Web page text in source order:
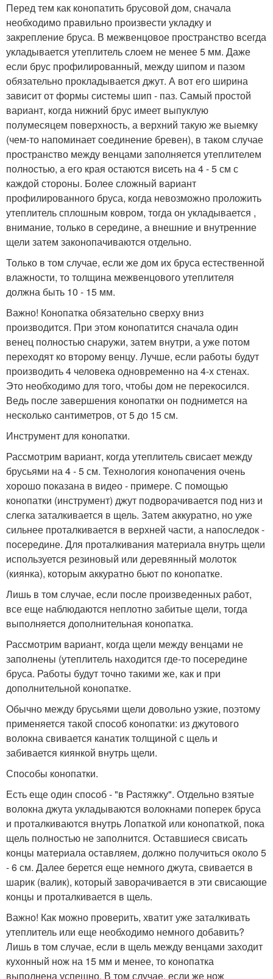
Перед тем как конопатить брусовой дом, сначала
необходимо правильно произвести укладку и
закрепление бруса. В межвенцовое пространство всегда
укладывается утеплитель слоем не менее 5 мм. Даже
если брус профилированный, между шипом и пазом
обязательно прокладывается джут. А вот его ширина
зависит от формы системы шип - паз. Самый простой
вариант, когда нижний брус имеет выпуклую
полумесяцем поверхность, а верхний такую же выемку
(чем-то напоминает соединение бревен), в таком случае
пространство между венцами заполняется утеплителем
полностью, а его края остаются висеть на 4 - 5 см с
каждой стороны. Более сложный вариант
профилированного бруса, когда невозможно проложить
утеплитель сплошным ковром, тогда он укладывается ,
внимание, только в середине, а внешние и внутренние
щели затем законопачиваются отдельно.
Только в том случае, если же дом их бруса естественной
влажности, то толщина межвенцового утеплителя
должна быть 10 - 15 мм.
Важно! Конопатка обязательно сверху вниз
производится. При этом конопатится сначала один
венец полностью снаружи, затем внутри, а уже потом
переходят ко второму венцу. Лучше, если работы будут
производить 4 человека одновременно на 4-х стенах.
Это необходимо для того, чтобы дом не перекосился.
Ведь после завершения конопатки он поднимется на
несколько сантиметров, от 5 до 15 см.
Инструмент для конопатки.
Рассмотрим вариант, когда утеплитель свисает между
брусьями на 4 - 5 см. Технология конопачения очень
хорошо показана в видео - примере. С помощью
конопатки (инструмент) джут подворачивается под низ и
слегка заталкивается в щель. Затем аккуратно, но уже
сильнее проталкивается в верхней части, а напоследок -
посередине. Для проталкивания материала внутрь щели
используется резиновый или деревянный молоток
(киянка), которым аккуратно бьют по конопатке.
Лишь в том случае, если после произведенных работ,
все еще наблюдаются неплотно забитые щели, тогда
выполняется дополнительная конопатка.
Рассмотрим вариант, когда щели между венцами не
заполнены (утеплитель находится где-то посередине
бруса. Работы будут точно такими же, как и при
дополнительной конопатке.
Обычно между брусьями щели довольно узкие, поэтому
применяется такой способ конопатки: из джутового
волокна свивается канатик толщиной с щель и
забивается киянкой внутрь щели.
Способы конопатки.
Есть еще один способ - "в Растяжку". Отдельно взятые
волокна джута укладываются волокнами поперек бруса
и проталкиваются внутрь Лопаткой или конопаткой, пока
щель полностью не заполнится. Оставшиеся свисать
концы материала оставляем, должно получиться около 5
- 6 см. Далее берется еще немного джута, свивается в
шарик (валик), который заворачивается в эти свисающие
концы и проталкивается в щель.
Важно! Как можно проверить, хватит уже заталкивать
утеплитель или еще необходимо немного добавить?
Лишь в том случае, если в щель между венцами заходит
кухонный нож на 15 мм и менее, то конопатка
выполнена успешно. В том случае, если же нож